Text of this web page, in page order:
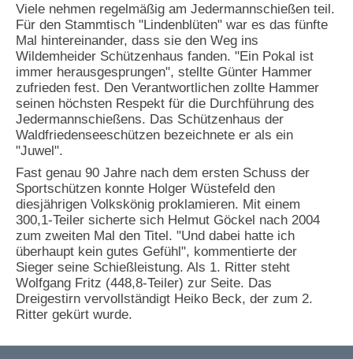
Viele nehmen regelmäßig am Jedermannschießen teil.
Für den Stammtisch "Lindenblüten" war es das fünfte
Mal hintereinander, dass sie den Weg ins
Wildemheider Schützenhaus fanden. "Ein Pokal ist
immer herausgesprungen", stellte Günter Hammer
zufrieden fest. Den Verantwortlichen zollte Hammer
seinen höchsten Respekt für die Durchführung des
Jedermannschießens. Das Schützenhaus der
Waldfriedenseeschützen bezeichnete er als ein
"Juwel".
Fast genau 90 Jahre nach dem ersten Schuss der
Sportschützen konnte Holger Wüstefeld den
diesjährigen Volkskönig proklamieren. Mit einem
300,1-Teiler sicherte sich Helmut Göckel nach 2004
zum zweiten Mal den Titel. "Und dabei hatte ich
überhaupt kein gutes Gefühl", kommentierte der
Sieger seine Schießleistung. Als 1. Ritter steht
Wolfgang Fritz (448,8-Teiler) zur Seite. Das
Dreigestirn vervollständigt Heiko Beck, der zum 2.
Ritter gekürt wurde.